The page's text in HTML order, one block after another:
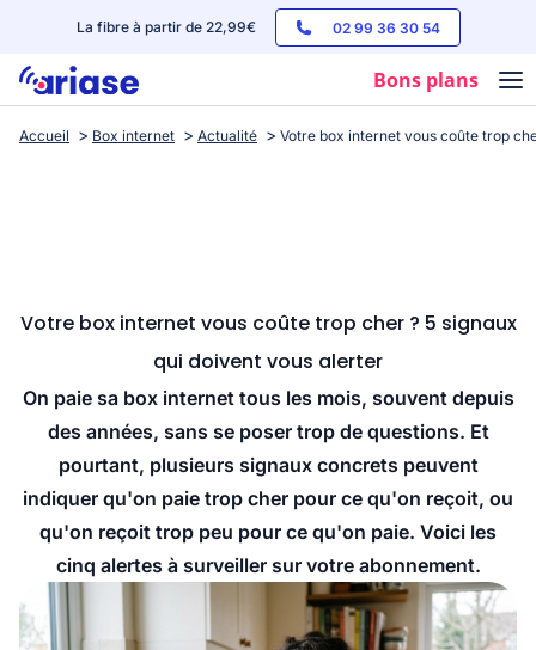
La fibre à partir de 22,99€ 02 99 36 30 54
Bons plans
Box internet
Streaming
Accueil Box internet Actualité Votre box internet vous coûte trop
Votre box internet vous coûte trop cher ? 5 signaux
qui doivent vous alerter
On paie sa box internet tous les mois, souvent depuis
des années, sans se poser trop de questions. Et
pourtant, plusieurs signaux concrets peuvent
indiquer qu'on paie trop cher pour ce qu'on reçoit, ou
qu'on reçoit trop peu pour ce qu'on paie. Voici les
cinq alertes à surveiller sur votre abonnement.